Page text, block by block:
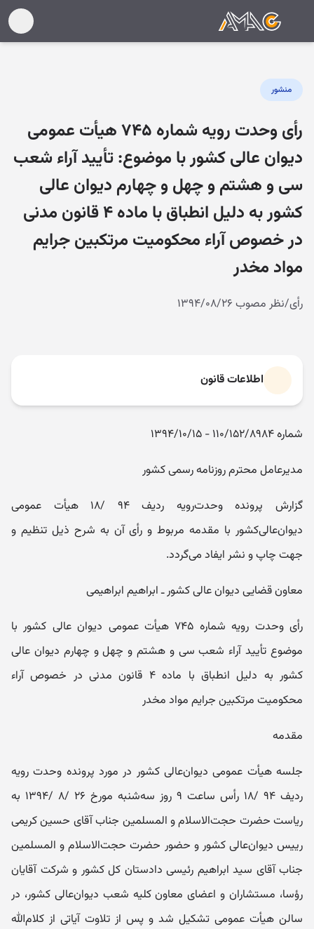
منشور
رأی وحدت رویه شماره ۷۴۵ هیأت عمومی
دیوان عالی کشور با موضوع: تأیید آراء شعب
سی و هشتم و چهل و چهارم دیوان عالی
کشور به دلیل انطباق با ماده ۴ قانون مدنی
در خصوص آراء محکومیت مرتکبین جرایم
مواد مخدر
رأی/نظر مصوب ۱۳۹۴/۰۸/۲۶
اطلاعات قانون
شماره ۱۱۰/۱۵۲/۸۹۸۴ - ۱۳۹۴/۱۰/۱۵
مدیرعامل محترم روزنامه رسمی کشور
گزارش پرونده وحدت‌رویه ردیف ۹۴ /۱۸ هیأت عمومی
دیوان‌عالی‌کشور با مقدمه مربوط و رأی آن به شرح ذیل تنظیم و
جهت چاپ و نشر ایفاد می‌گردد.
معاون قضایی دیوان عالی کشور ـ ابراهیم ابراهیمی
رأی وحدت رویه شماره ۷۴۵ هیأت عمومی دیوان عالی کشور با
موضوع تأیید آراء شعب سی و هشتم و چهل و چهارم دیوان عالی
کشور به دلیل انطباق با ماده ۴ قانون مدنی در خصوص آراء
محکومیت مرتکبین جرایم مواد مخدر
مقدمه
جلسه هیأت ‌عمومی دیوان‌عالی کشور در مورد پرونده وحدت رویه
ردیف ۹۴ /۱۸ رأس ساعت ۹ روز سه‌شنبه مورخ ۲۶ /۸ /۱۳۹۴ به
‌ریاست حضرت حجت‌الاسلام‌ و المسلمین جناب آقای حسین کریمی
رییس دیوان‌عالی‌‌ کشور و حضور حضرت حجت‌الاسلام‌ و المسلمین
جناب آقای سید ابراهیم رئیسی دادستان ‌کل‌ کشور و شرکت آقایان
رؤسا، مستشاران و اعضای ‌معاون کلیه شعب دیوان‌عالی‌ کشور، در
سالن هیأت‌ عمومی تشکیل شد و پس از تلاوت آیاتی از کلام‌الله